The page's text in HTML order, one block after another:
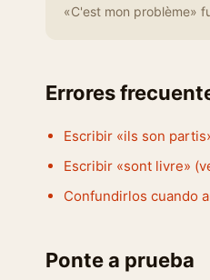
«C'est mon problème»
Errores
Escribir «ils son
Escribir «sont livre»
Confundirlos cuando
Ponte a prueba